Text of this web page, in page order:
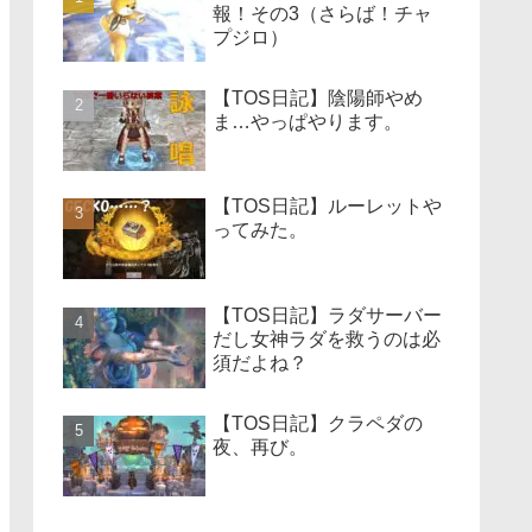
報！その3（さらば！チャ
プジロ）
【TOS日記】陰陽師やめ
ま…やっぱやります。
【TOS日記】ルーレットや
ってみた。
【TOS日記】ラダサーバー
だし女神ラダを救うのは必
須だよね？
【TOS日記】クラペダの
夜、再び。